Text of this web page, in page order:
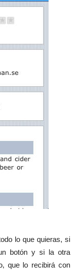
lo que quieras, si
botón y si la otra
que lo recibirá con